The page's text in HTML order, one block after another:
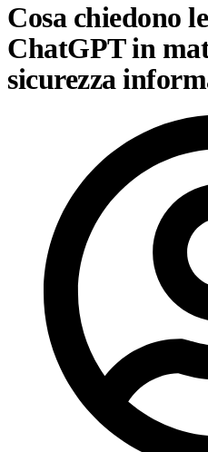
Cosa chiedono
ChatGPT in
sicurezza